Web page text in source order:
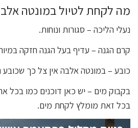
מה לקחת לטיול במונטה
נעלי הליכה – סגורות ונוחות.
קרם הגנה – עדיף בעל הגנה חזקה
כובע – במונטה אלבה אין צל כך
בקבוק מים – יש כאן דוכנים כמו בכל
בכל זאת מומלץ לקחת מים.